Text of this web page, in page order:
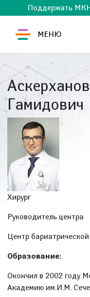
Поддержать
МЕНЮ
Гамидович
Хирург
Руководитель центра
Центр бариатрической
Образование:
Окончил в 2002 году
Академию им.И.М.